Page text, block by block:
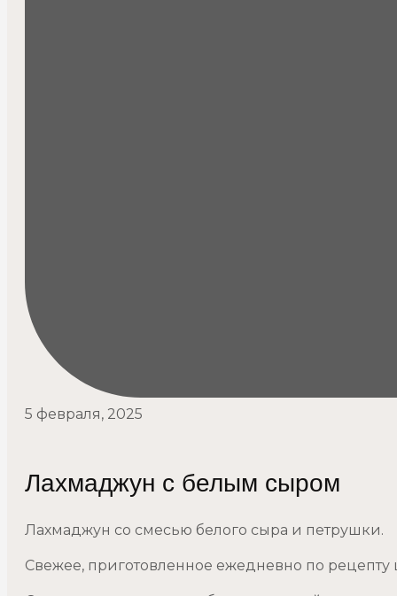
5 февраля, 2025
Лахмаджун с белым сыром
Лахмаджун со смесью белого сыра и петрушки.
Свежее, приготовленное ежедневно по